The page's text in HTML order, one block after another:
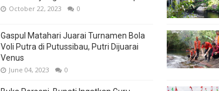
October 22, 2023 0
Gaspul Matahari Juarai Turnamen Bola
Voli Putra di Putussibau, Putri Dijuarai
Venus
June 04, 2023 0